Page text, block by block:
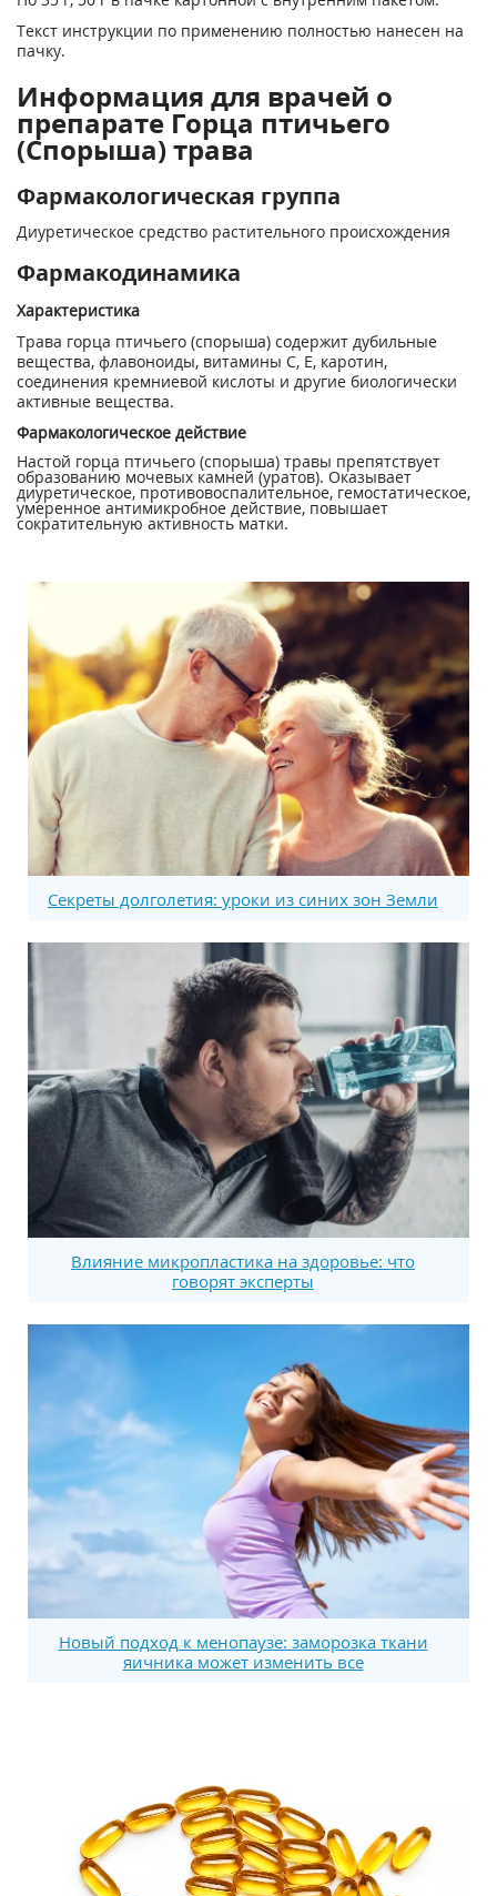
Текст инструкции по применению полностью нанесен на
пачку.
Информация для врачей о
препарате Горца птичьего
(Спорыша) трава
Фармакологическая группа
Диуретическое средство растительного происхождения
Фармакодинамика
Характеристика
Трава горца птичьего (спорыша) содержит дубильные
вещества, флавоноиды, витамины С, Е, каротин,
соединения кремниевой кислоты и другие биологически
активные вещества.
Фармакологическое действие
Настой горца птичьего (спорыша) травы препятствует
образованию мочевых камней (уратов). Оказывает
диуретическое, противовоспалительное, гемостатическое,
умеренное антимикробное действие, повышает
сократительную активность матки.
Секреты долголетия: уроки из синих зон Земли
Влияние микропластика на здоровье: что
говорят эксперты
Новый подход к менопаузе: заморозка ткани
яичника может изменить все